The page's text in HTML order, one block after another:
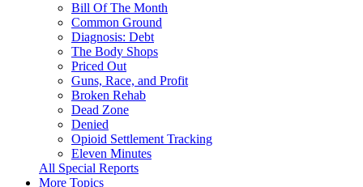
Bill Of The Month
Common Ground
Diagnosis: Debt
The Body Shops
Priced Out
Guns, Race, and Profit
Broken Rehab
Dead Zone
Denied
Opioid Settlement Tracking
Eleven Minutes
All Special Reports
More Topics